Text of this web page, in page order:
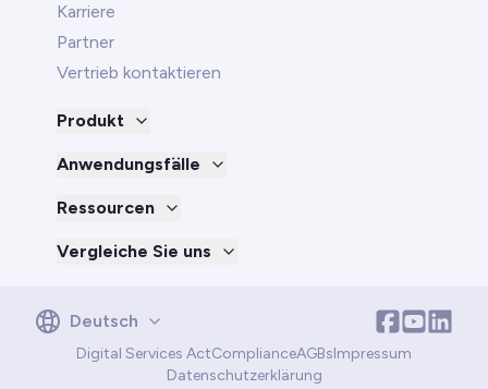
Karriere
Partner
Vertrieb kontaktieren
Produkt
Anwendungsfälle
Ressourcen
Vergleiche Sie uns
Deutsch
English
Deutsch
Português
Digital Services ActComplianceAGBsImpressum
Datenschutzerklärung